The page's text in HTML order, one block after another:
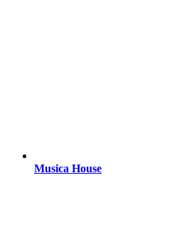
Musica House